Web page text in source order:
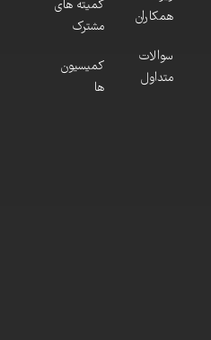
همکاران
سوالات
متداول
کمیته های
مشترک
کمیسیون
ها